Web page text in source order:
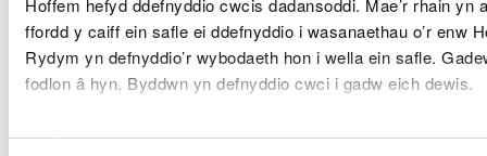
ffordd y caiff ein safle ei ddefnyddio i wasanaethau o’r enw
Rydym yn defnyddio’r wybodaeth hon i wella ein safle.
fodlon â hyn. Byddwn yn defnyddio cwci i gadw eich dewis.
Gellirdarllen mwy am ein cwciscyn i chi ddewis.
Bydd CNC yn
gweithio gydag
awdurdodau
lleol i ddatblygu
Wedi'i
–